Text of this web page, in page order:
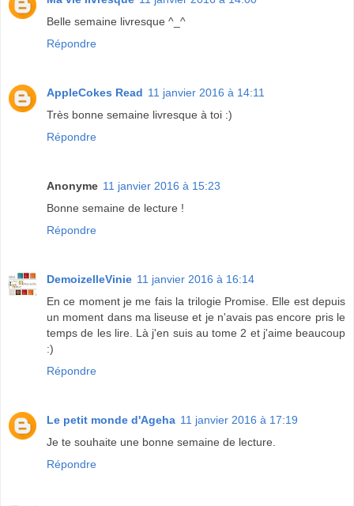
Belle semaine livresque ^_^
Répondre
AppleCokes Read 11 janvier 2016 à 14:11
Très bonne semaine livresque à toi :)
Répondre
Anonyme 11 janvier 2016 à 15:23
Bonne semaine de lecture !
Répondre
DemoizelleVinie 11 janvier 2016 à 16:14
En ce moment je me fais la trilogie Promise. Elle est depuis
un moment dans ma liseuse et je n'avais pas encore pris le
temps de les lire. Là j'en suis au tome 2 et j'aime beaucoup
:)
Répondre
Le petit monde d'Ageha 11 janvier 2016 à 17:19
Je te souhaite une bonne semaine de lecture.
Répondre